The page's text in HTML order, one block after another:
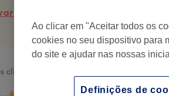
online
clientes após a visita.
Ambiente
Ao clicar em "Aceitar todos os
cookies no seu dispositivo para
do site e ajudar nas nossas
Definições de